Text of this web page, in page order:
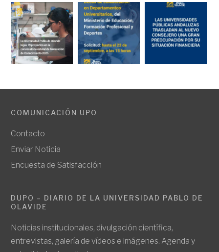
COMUNICACIÓN UPO
Contacto
Enviar Noticia
Encuesta de Satisfacción
DUPO – DIARIO DE LA UNIVERSIDAD PABLO DE
OLAVIDE
Noticias institucionales, divulgación científica,
entrevistas, galería de vídeos e imágenes. Agenda y